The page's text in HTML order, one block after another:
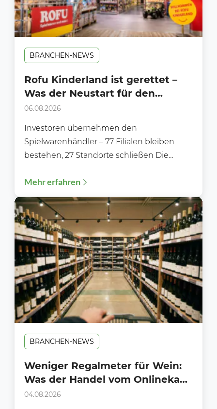
BRANCHEN-NEWS
Rofu Kinderland ist gerettet –
Was der Neustart für den
Handel bedeutet
06.08.2026
Investoren übernehmen den
Spielwarenhändler – 77 Filialen bleiben
bestehen, 27 Standorte schließen Die
Nachdem die Gläubiger...
Mehr erfahren
BRANCHEN-NEWS
Weniger Regalmeter für Wein:
Was der Handel vom Onlinekauf
lernen kann
04.08.2026